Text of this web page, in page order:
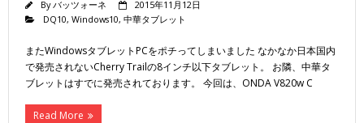
Byバッツォーネ
2015年11月12日
DQ10, Windows10, 中華タブレット
またWindowsタブレットPCをポチってしまいました なかなか日本国内
で発売されないCherry Trailの8インチ以下タブレット。 お隣、中華タ
ブレットはすでに発売されております。 今回は、ONDA V820w C
Read More